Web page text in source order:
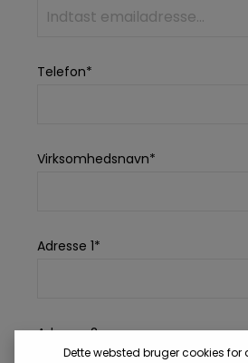
Telefon*
Virksomhedsnavn*
Adresse 1*
Adresse 2
Dette websted bruger cookies for